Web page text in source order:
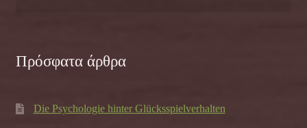
Πρόσφατα άρθρα
Die Psychologie hinter Glücksspielverhalten